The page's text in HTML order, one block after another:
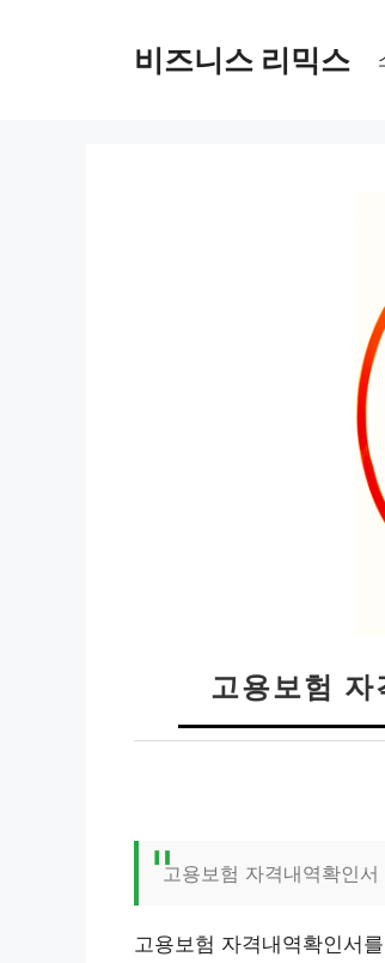
비즈니스 리믹스
고용보험
고용보험 자격내역확인
고용보험 자격내역확인서